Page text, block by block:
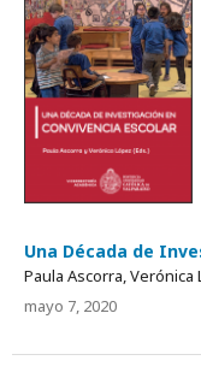
Una Década de
Paula Ascorra, Verónica
mayo 7, 2020